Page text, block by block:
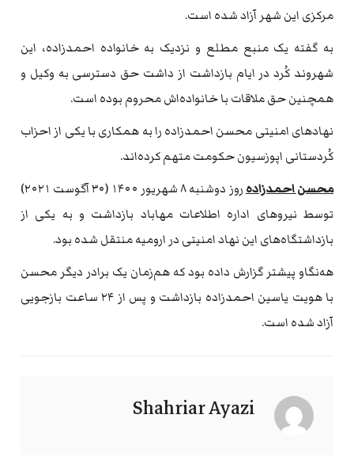
مرکزی این شهر آزاد شده است.
به گفته یک منبع مطلع و نزدیک به خانواده احمدزاده، این
شهروند کُرد در ایام بازداشت از داشت حق دسترسی به وکیل و
همچنین حق ملاقات با خانواده‌اش محروم بوده است.
نهادهای امنیتی محسن احمدزاده را به همکاری با یکی از احزاب
كُردستانی اپوزسیون حکومت متهم کرده‌اند.
محسن احمدزاده
روز دوشنبه ۸ شهریور ۱۴۰۰ (۳۰ آگوست ۲۰۲۱)
توسط نیروهای اداره اطلاعات مهاباد بازداشت و به یکی از
بازداشتگاه‌های این نهاد امنیتی در ارومیه منتقل شده بود.
هه‌نگاو پیشتر گزارش داده بود که هم‌زمان یک برادر دیگر محسن
با هویت یاسین احمدزاده بازداشت و پس از ۲۴ ساعت بازجویی
آزاد شده است.
Shahriar Ayazi